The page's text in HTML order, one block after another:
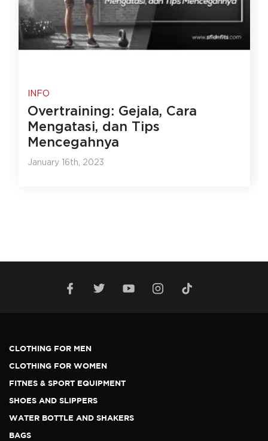
INFO
Overtraining: Gejala, Cara
Mengatasi, dan Tips
Mencegahnya
January 16th, 2023
CLOTHING FOR MEN
CLOTHING FOR WOMEN
FITNES & SPORT EQUIPMENT
SHOES AND SLIPPERS
WATER BOTTLE AND SHAKERS
BAGS